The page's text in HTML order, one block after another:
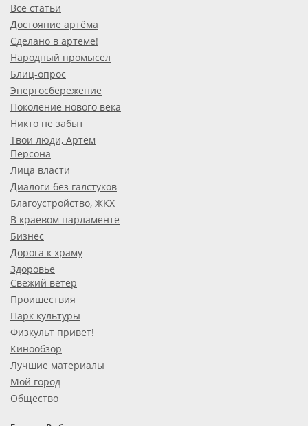
Все статьи
Достояние артёма
Сделано в артёме!
Народный промысел
Блиц-опрос
Энергосбережение
Поколение нового века
Никто не забыт
Твои люди, Артем
Персона
Лица власти
Диалоги без галстуков
Благоустройство, ЖКХ
В краевом парламенте
Бизнес
Дорога к храму
Здоровье
Свежий ветер
Проишествия
Парк культуры
Физкульт привет!
Кинообзор
Лучшие материалы
Мой город
Общество